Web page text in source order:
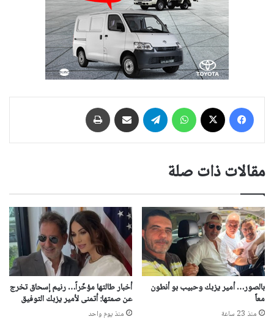
فيسبوك واتساب تيلقرام مشاركة عبر البريد
مقالات ذات صلة
بالصور… أمير يزبك وحبيب بو أنطون
معاً
منذ 23 ساعة
أخبار طالتها مؤخّراً… رنيم إسحاق تخرج
عن صمتها: أتمنى لأمير يزبك التوفيق
منذ يوم واحد